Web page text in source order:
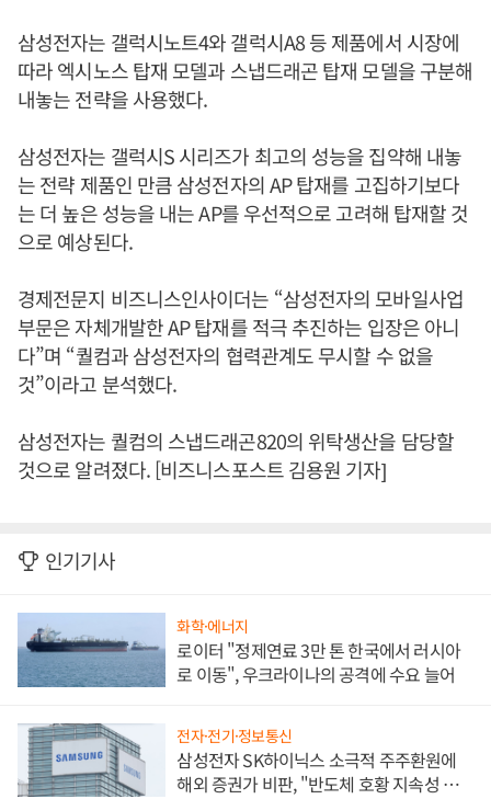
삼성전자는 갤럭시노트4와 갤럭시A8 등 제품에서 시장에
따라 엑시노스 탑재 모델과 스냅드래곤 탑재 모델을 구분해
내놓는 전략을 사용했다.
삼성전자는 갤럭시S 시리즈가 최고의 성능을 집약해 내놓
는 전략 제품인 만큼 삼성전자의 AP 탑재를 고집하기보다
는 더 높은 성능을 내는 AP를 우선적으로 고려해 탑재할 것
으로 예상된다.
경제전문지 비즈니스인사이더는 “삼성전자의 모바일사업
부문은 자체개발한 AP 탑재를 적극 추진하는 입장은 아니
다”며 “퀄컴과 삼성전자의 협력관계도 무시할 수 없을
것”이라고 분석했다.
삼성전자는 퀄컴의 스냅드래곤820의 위탁생산을 담당할
것으로 알려졌다. [비즈니스포스트 김용원 기자]
인기기사
화학·에너지
로이터 "정제연료 3만 톤 한국에서 러시아
로 이동", 우크라이나의 공격에 수요 늘어
전자·전기·정보통신
삼성전자 SK하이닉스 소극적 주주환원에
해외 증권가 비판, "반도체 호황 지속성 의